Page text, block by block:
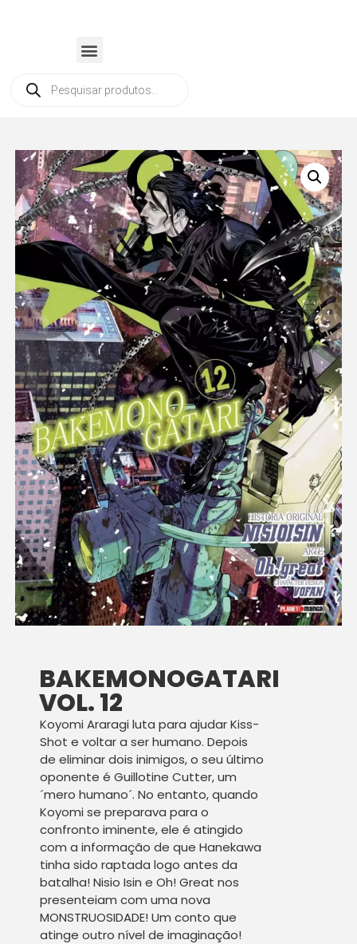
BAKEMONOGATARI
VOL. 12
Koyomi Araragi luta para ajudar Kiss-
Shot e voltar a ser humano. Depois
de eliminar dois inimigos, o seu último
oponente é Guillotine Cutter, um
´mero humano´. No entanto, quando
Koyomi se preparava para o
confronto iminente, ele é atingido
com a informação de que Hanekawa
tinha sido raptada logo antes da
batalha! Nisio Isin e Oh! Great nos
presenteiam com uma nova
MONSTRUOSIDADE! Um conto que
atinge outro nível de imaginação!